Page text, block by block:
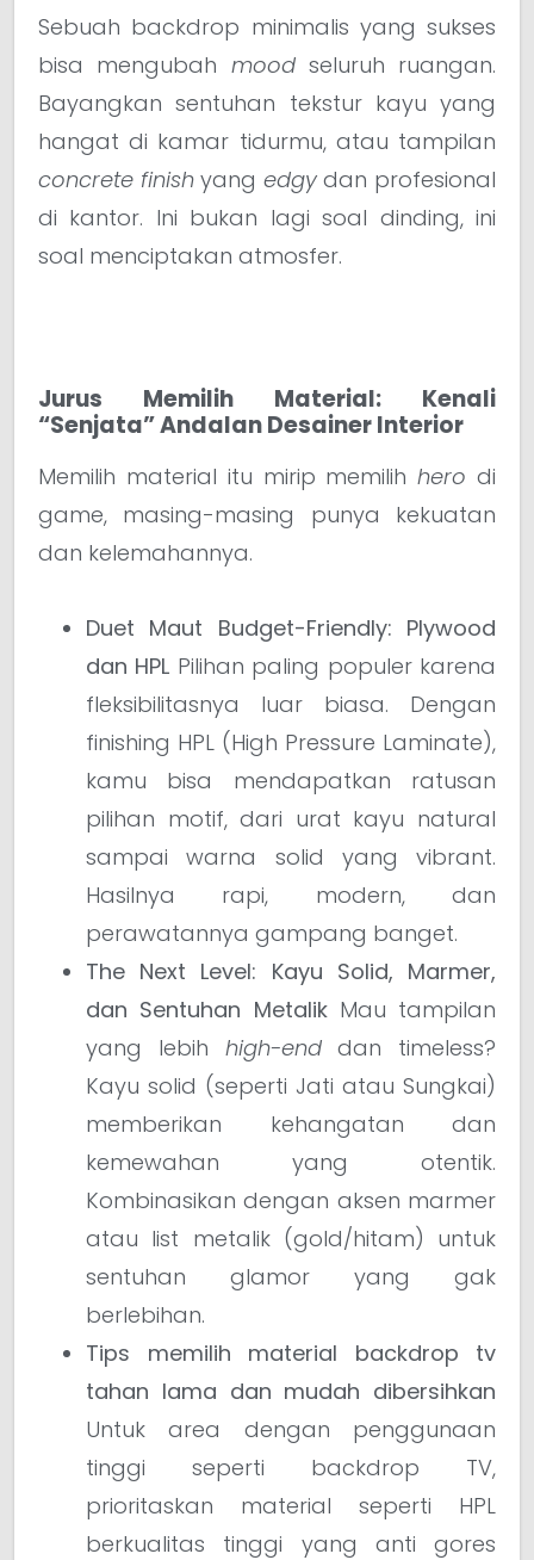
Sebuah backdrop minimalis yang sukses
bisa mengubah moodseluruh ruangan.
Bayangkan sentuhan tekstur kayu yang
hangat di kamar tidurmu, atau tampilan
concrete finishyang edgydan profesional
di kantor. Ini bukan lagi soal dinding, ini
soal menciptakan atmosfer.
Jurus Memilih Material: Kenali
“Senjata” Andalan Desainer Interior
Memilih material itu mirip memilihhero di
game, masing-masing punya kekuatan
dan kelemahannya.
Duet Maut Budget-Friendly: Plywood
dan HPL Pilihan paling populer karena
fleksibilitasnya luar biasa. Dengan
finishing HPL (High Pressure Laminate),
kamu bisa mendapatkan ratusan
pilihan motif, dari urat kayu natural
sampai warna solid yang vibrant.
Hasilnya rapi, modern, dan
perawatannya gampang banget.
The Next Level: Kayu Solid, Marmer,
dan Sentuhan MetalikMau tampilan
yang lebih high-enddan timeless?
Kayu solid (seperti Jati atau Sungkai)
memberikan kehangatan dan
kemewahan yang otentik.
Kombinasikan dengan aksen marmer
atau list metalik (gold/hitam) untuk
sentuhan glamor yang gak
berlebihan.
Tips memilih material backdrop tv
tahan lama dan mudah dibersihkan
Untuk area dengan penggunaan
tinggi seperti backdrop TV,
prioritaskan material seperti HPL
berkualitas tinggi yang anti gores